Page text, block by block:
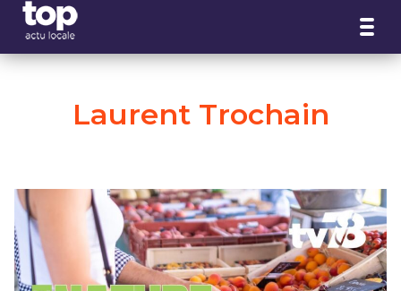
Laurent Trochain
Panneau de gestion des cookies